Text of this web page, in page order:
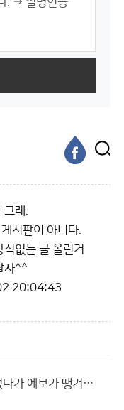
그래.
시판이 아니다.
없는 글 올린거
자^^
20:04:43
비가 온다고 했다가 사라졌다가 예보가 땡겨지고 난리를 치는구나